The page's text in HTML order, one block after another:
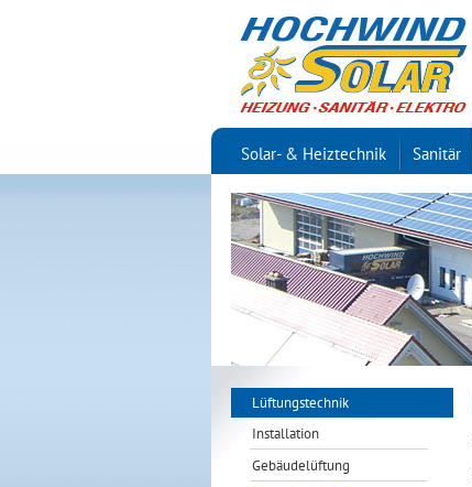
Solar- & Heiztechnik Sanitär
Lüftungstechnik
Installation
Gebäudelüftung